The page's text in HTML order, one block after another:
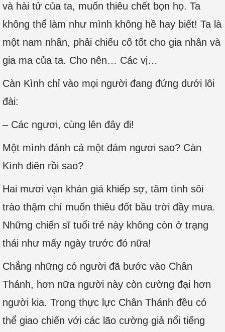
và hài tử của ta, muốn thiêu chết bọn họ. Ta
không thể làm như mình không hề hay biết! Ta là
một nam nhân, phải chiếu cố tốt cho gia nhân và
gia ma của ta. Cho nên… Các vị…
Càn Kình chỉ vào mọi người đang đứng dưới lôi
đài:
– Các ngươi, cùng lên đây đi!
Một mình đánh cả một đám ngươi sao? Càn
Kình điên rồi sao?
Hai mươi vạn khán giả khiếp sợ, tâm tình sôi
trào thậm chí muốn thiêu đốt bầu trời đầy mưa.
Những chiến sĩ tuổi trẻ này không còn ở trạng
thái như mấy ngày trước đó nữa!
Chẳng những có người đã bước vào Chân
Thánh, hơn nữa người này còn cường đại hơn
người kia. Trong thực lực Chân Thánh đều có
thể giao chiến với các lão cường giả nổi tiếng